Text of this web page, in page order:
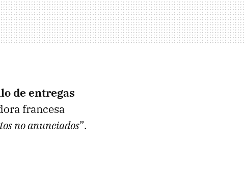
de entregas
francesa
no anunciados”.